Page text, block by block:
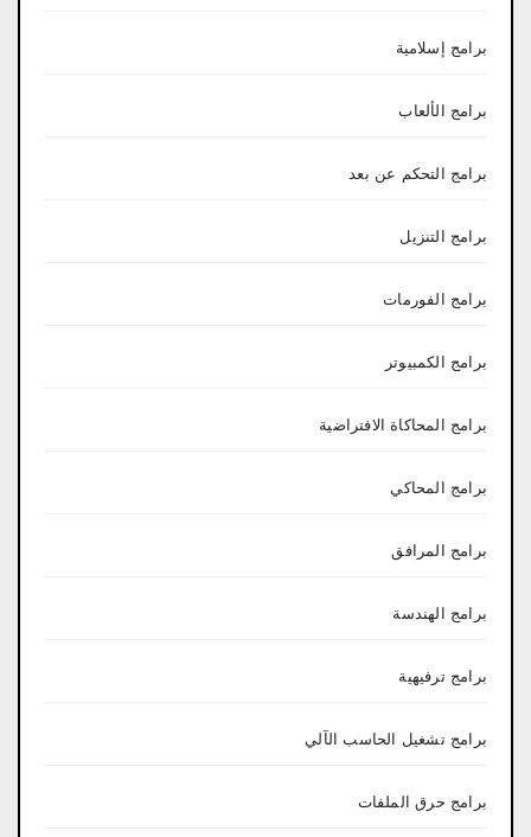
برامج إسلامية
برامج الألعاب
برامج التحكم عن بعد
برامج التنزيل
برامج الفورمات
برامج الكمبيوتر
برامج المحاكاة الافتراضية
برامج المحاكي
برامج المرافق
برامج الهندسة
برامج ترفيهية
برامج تشغيل الحاسب الآلي
برامج حرق الملفات